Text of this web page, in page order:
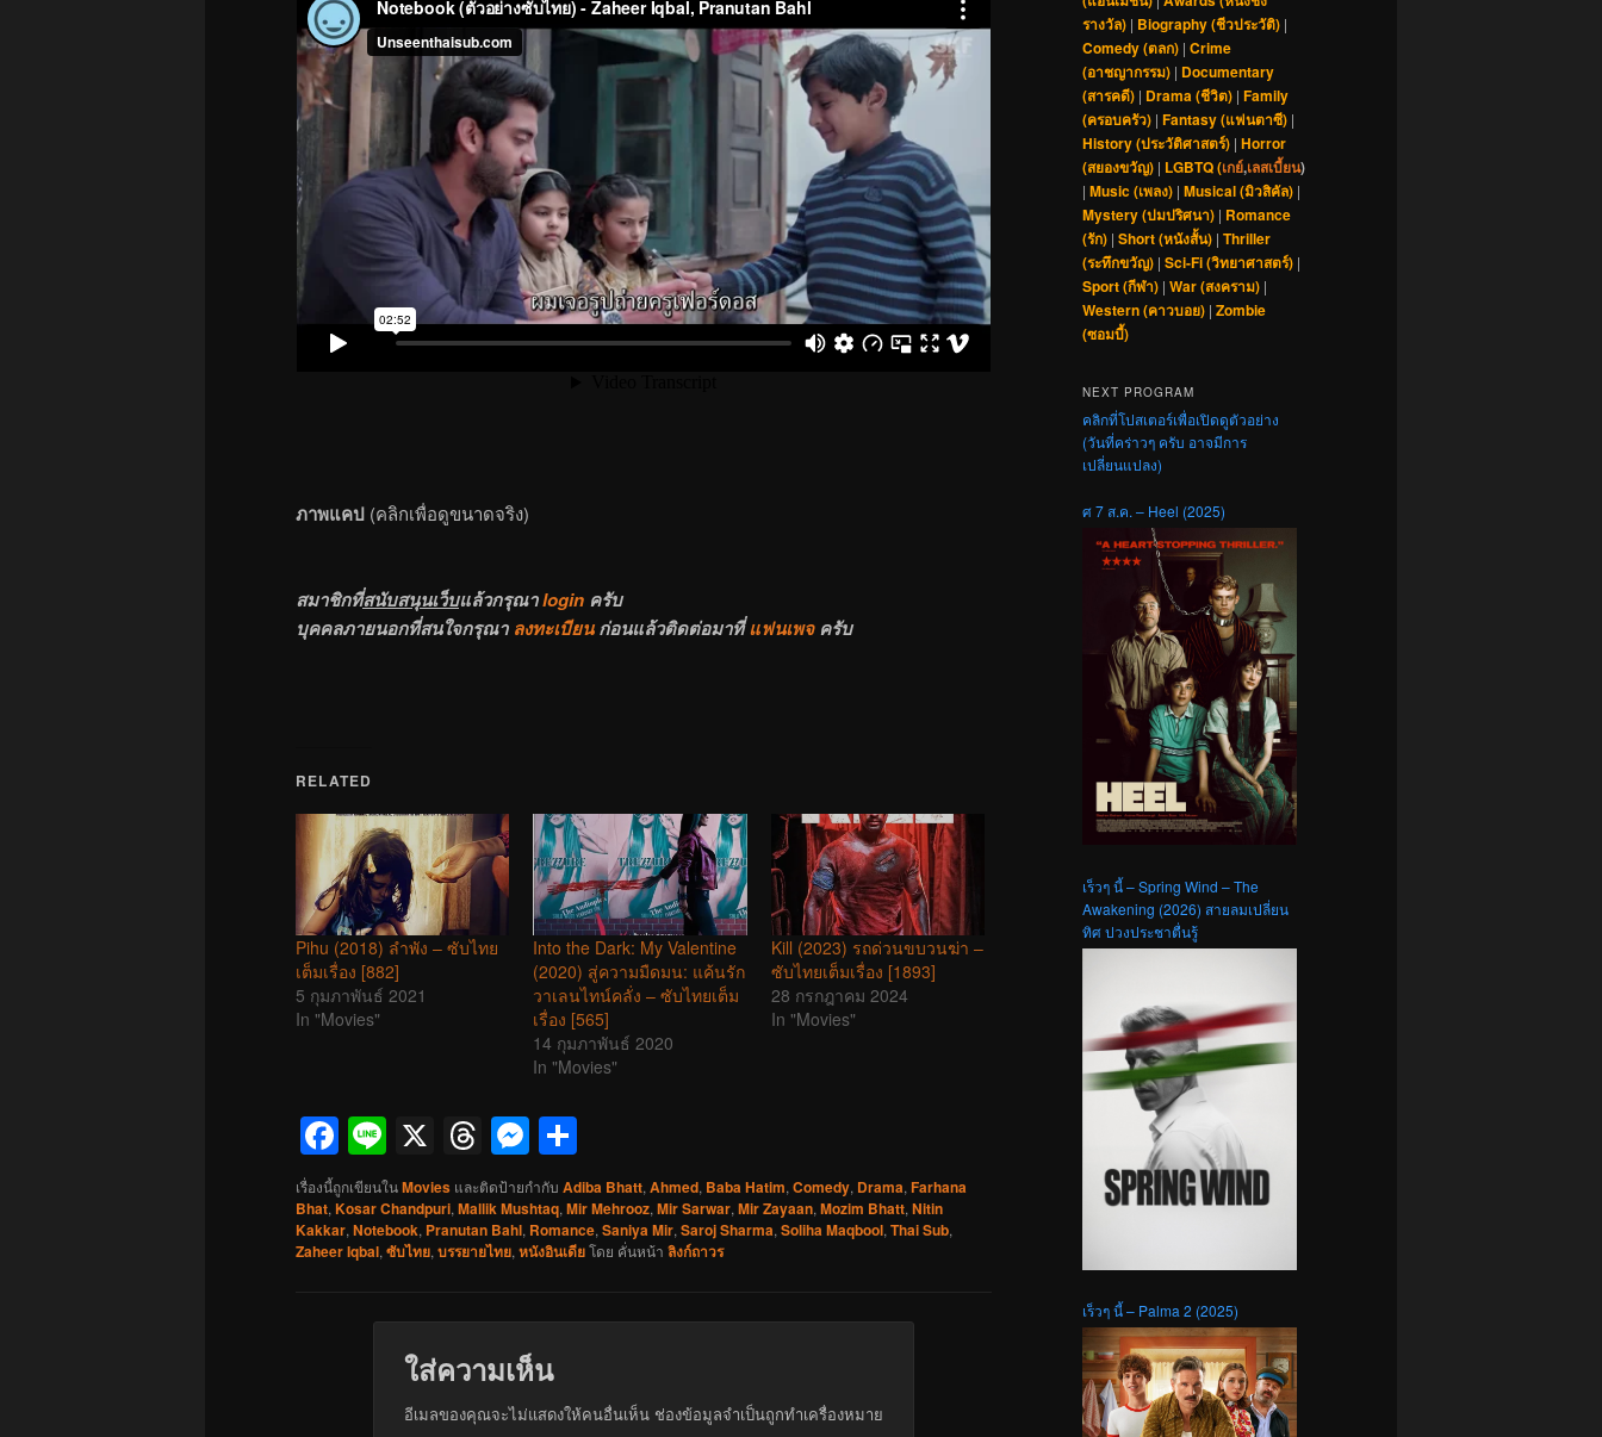
ภาพแคป (คลิกเพื่อดูขนาดจริง)
สมาชิกที่สนับสนุนเว็บแล้วกรุณาlogin ครับ
บุคคลภายนอกที่สนใจกรุณา ลงทะเบียนก่อนแล้วติดต่อมาที่แฟนเพจครับ
RELATED
Pihu (2018) ลำพัง – ซับไทย
เต็มเรื่อง [882]
5 กุมภาพันธ์ 2021
In "Movies"
Into the Dark: My Valentine
(2020) สู่ความมืดมน: แค้นรัก
วาเลนไทน์คลั่ง – ซับไทยเต็ม
เรื่อง [565]
14 กุมภาพันธ์ 2020
In "Movies"
Kill (2023) รถด่วนขบวนฆ่า –
ซับไทยเต็มเรื่อง [1893]
28 กรกฎาคม 2024
In "Movies"
Facebook
Line
X Threads
Messenger
เรื่องนี้ถูกเขียนในMovies และติดป้ายกำกับ Adiba Bhatt, Ahmed, Baba Hatim, Comedy, Drama, Farhana
Bhat, Kosar Chandpuri, Mallik Mushtaq, Mir Mehrooz, Mir Sarwar, Mir Zayaan, Mozim Bhatt, Nitin
Kakkar, Notebook, Pranutan Bahl, Romance, Saniya Mir, Saroj Sharma, Soliha Maqbool, Thai Sub,
Zaheer Iqbal, ซับไทย, บรรยายไทย, หนังอินเดียโดย คั่นหน้า ลิงก์ถาวร
ใส่ความเห็น
อีเมลของคุณจะไม่แสดงให้คนอื่นเห็น ช่องข้อมูลจำเป็นถูกทำเครื่องหมาย
รางวัล) | Biography (ชีวประวัติ) |
Comedy (ตลก) | Crime
(อาชญากรรม) | Documentary
(สารคดี) | Drama (ชีวิต) | Family
(ครอบครัว) | Fantasy (แฟนตาซี) |
History (ประวัติศาสตร์) | Horror
(สยองขวัญ) | LGBTQ (เกย์,เลสเบี้ยน)
| Music (เพลง) | Musical (มิวสิคัล) |
Mystery (ปมปริศนา) | Romance
(รัก) | Short (หนังสั้น) | Thriller
(ระทึกขวัญ) | Sci-Fi (วิทยาศาสตร์) |
Sport (กีฬา) | War (สงคราม) |
Western (คาวบอย) | Zombie
(ซอมบี้)
NEXT PROGRAM
คลิกที่โปสเตอร์เพื่อเปิดดูตัวอย่าง
(วันที่คร่าวๆ ครับ อาจมีการ
เปลี่ยนแปลง)
ศ 7 ส.ค. – Heel (2025)
เร็วๆ นี้ – Spring Wind – The
Awakening (2026) สายลมเปลี่ยน
ทิศ ปวงประชาตื่นรู้
เร็วๆ นี้ – Palma 2 (2025)